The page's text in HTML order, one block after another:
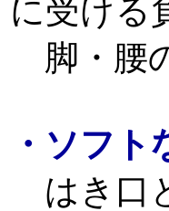
に受ける
脚・腰
・ソフト
はき口